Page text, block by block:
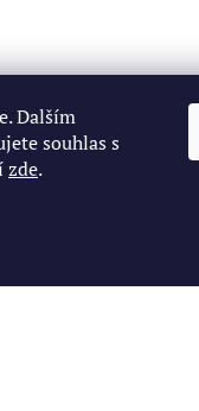
Dalším
souhlas s
zde.